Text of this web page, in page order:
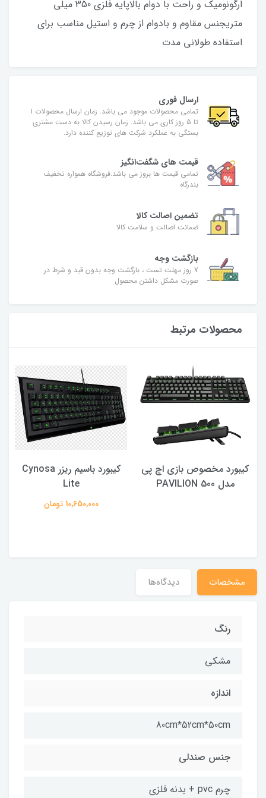
ارگونومیک و راحت با دوام بالاپایه فلزی 350 میلی
متریجنس مقاوم و بادوام از چرم و استیل مناسب برای
استفاده طولانی مدت
ارسال فوری
تمامی محصولات موجود می باشد. زمان ارسال محصولات 1
تا 5 روز کاری می باشد. زمان رسیدن کالا به دست مشتری
بستگی به عملکرد شرکت های توزیع کننده دارد.
قیمت های شگفت‌انگیز
تمامی قیمت ها بروز می باشد.فروشگاه همواره تخفیف
بندرگاه
تضمین اصالت کالا
ضمانت اصالت و سلامت کالا
بازگشت وجه
7 روز مهلت تست ، بازگشت وجه بدون قید و شرط در
صورت مشکل داشتن محصول
محصولات مرتبط
کیبورد مخصوص بازی اچ پی
مدل PAVILION 500
کیبورد باسیم ریزر Cynosa
Lite
10,650,000 تومان
مشخصات دیدگاه‌ها
رنگ
مشكى
اندازه
80cm*52cm*50cm
جنس صندلى
چرم pvc + بدنه فلزی